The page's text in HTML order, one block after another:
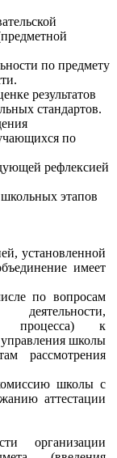
по предмету
результатов
стандартов.
по
рефлексией
этапов
установленной
имеет
по вопросам
деятельности,
процесса) к
школы
рассмотрения
школы с
аттестации
организации